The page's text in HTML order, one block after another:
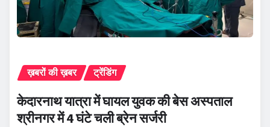
ख़बरों की ख़बर ट्रेंडिंग
केदारनाथ यात्रा में घायल युवक की बेस अस्पताल
श्रीनगर में 4 घंटे चली ब्रेन सर्जरी